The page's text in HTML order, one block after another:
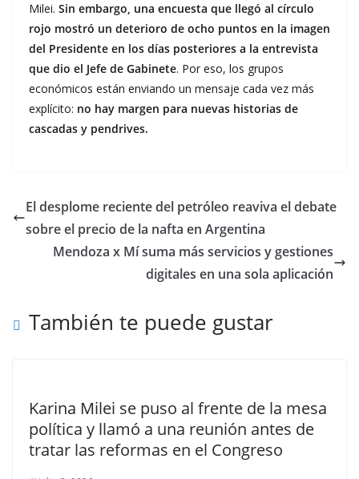
Milei. Sin embargo, una encuesta que llegó al círculo
rojo mostró un deterioro de ocho puntos en la imagen
del Presidente en los días posteriores a la entrevista
que dio el Jefe de Gabinete. Por eso, los grupos
económicos están enviando un mensaje cada vez más
explícito: no hay margen para nuevas historias de
cascadas y pendrives.
El desplome reciente del petróleo reaviva el debate
sobre el precio de la nafta en Argentina
Mendoza x Mí suma más servicios y gestiones
digitales en una sola aplicación
También te puede gustar
Karina Milei se puso al frente de la mesa
política y llamó a una reunión antes de
tratar las reformas en el Congreso